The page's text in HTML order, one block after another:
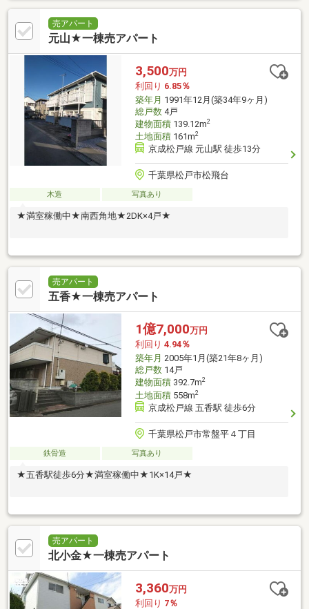
売アパート
元山★一棟売アパート
3,500万円
利回り 6.85％
築年月 1991年12月(築34年9ヶ月)
総戸数4戸
建物面積139.12m2
土地面積161m2
京成松戸線 元山駅 徒歩13分
千葉県松戸市松飛台
木造 写真あり
★満室稼働中★南西角地★2DK×4戸★
売アパート
五香★一棟売アパート
1億7,000万円
利回り 4.94％
築年月 2005年1月(築21年8ヶ月)
総戸数14戸
建物面積392.7m2
土地面積558m2
京成松戸線 五香駅 徒歩6分
千葉県松戸市常盤平４丁目
鉄骨造 写真あり
★五香駅徒歩6分★満室稼働中★1K×14戸★
売アパート
北小金★一棟売アパート
3,360万円
利回り 7％